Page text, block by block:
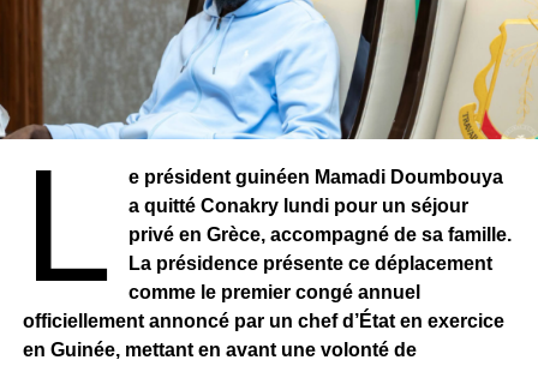
L
e président guinéen Mamadi Doumbouya
a quitté Conakry lundi pour un séjour
privé en Grèce, accompagné de sa famille.
La présidence présente ce déplacement
comme le premier congé annuel
officiellement annoncé par un chef d’État en exercice
en Guinée, mettant en avant une volonté de